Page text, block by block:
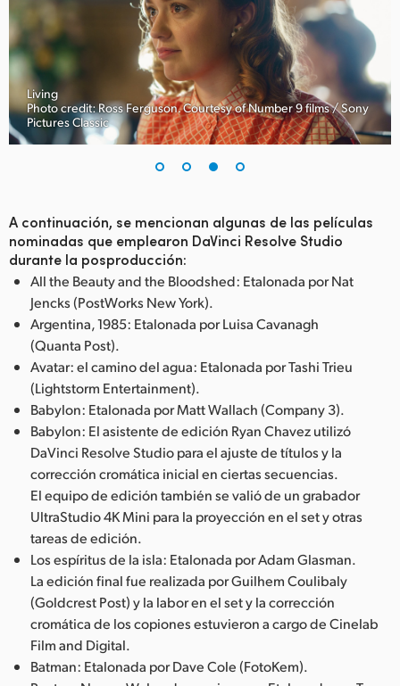
Living
Photo credit: Ross Ferguson. Courtesy of Number 9 films / Sony
Pictures Classic
A continuación, se mencionan algunas de las películas
nominadas que emplearon DaVinci Resolve Studio
durante la posproducción:
All the Beauty and the Bloodshed: Etalonada por Nat
Jencks (PostWorks New York).
Argentina, 1985: Etalonada por Luisa Cavanagh
(Quanta Post).
Avatar: el camino del agua: Etalonada por Tashi Trieu
(Lightstorm Entertainment).
Babylon: Etalonada por Matt Wallach (Company 3).
Babylon: El asistente de edición Ryan Chavez utilizó
DaVinci Resolve Studio para el ajuste de títulos y la
corrección cromática inicial en ciertas secuencias.
El equipo de edición también se valió de un grabador
UltraStudio 4K Mini para la proyección en el set y otras
tareas de edición.
Los espíritus de la isla: Etalonada por Adam Glasman.
La edición final fue realizada por Guilhem Coulibaly
(Goldcrest Post) y la labor en el set y la corrección
cromática de los copiones estuvieron a cargo de Cinelab
Film and Digital.
Batman: Etalonada por Dave Cole (FotoKem).